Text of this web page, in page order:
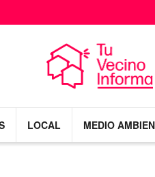
LOCAL MEDIO